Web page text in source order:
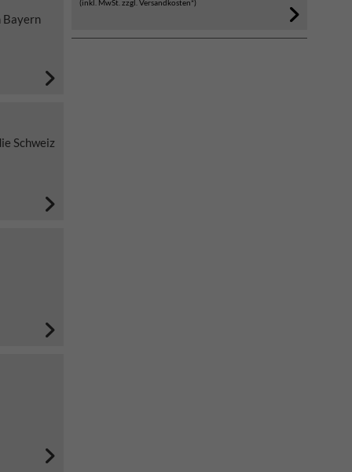
Bayern
Schweiz
(inkl. MwSt. zzgl. Versandkosten*)